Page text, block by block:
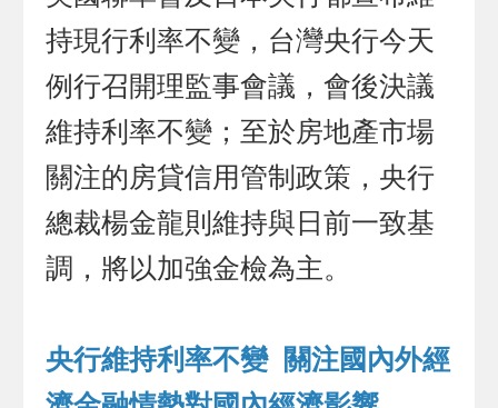
持現行利率不變，台灣央行今天
例行召開理監事會議，會後決議
維持利率不變；至於房地產市場
關注的房貸信用管制政策，央行
總裁楊金龍則維持與日前一致基
調，將以加強金檢為主。
央行維持利率不變 關注國內外經